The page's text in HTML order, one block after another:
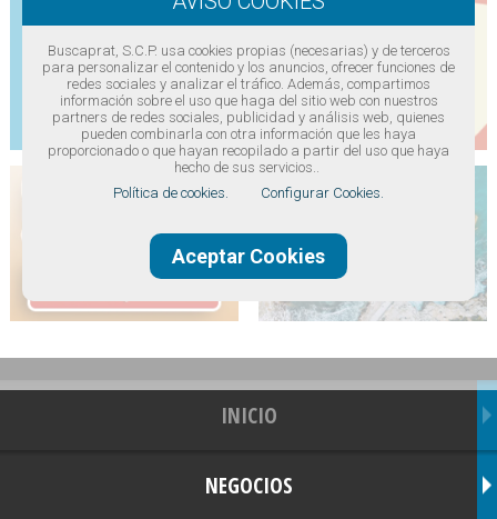
INICIO
NEGOCIOS
Buscaprat, S.C.P. usa cookies propias (necesarias) y de terceros
para personalizar el contenido y los anuncios, ofrecer funciones de
redes sociales y analizar el tráfico. Además, compartimos
información sobre el uso que haga del sitio web con nuestros
partners de redes sociales, publicidad y análisis web, quienes
pueden combinarla con otra información que les haya
proporcionado o que hayan recopilado a partir del uso que haya
hecho de sus servicios..
Política de cookies.
Configurar Cookies.
Aceptar Cookies